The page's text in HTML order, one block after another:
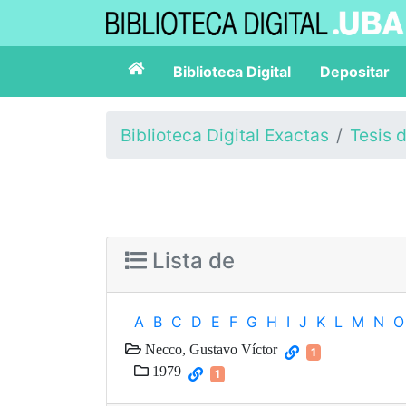
Biblioteca Digital Depositar
Biblioteca Digital Exactas Tesis
Lista de
A B C D E F G H I J K L M N O
Necco, Gustavo Víctor 1
1979 1